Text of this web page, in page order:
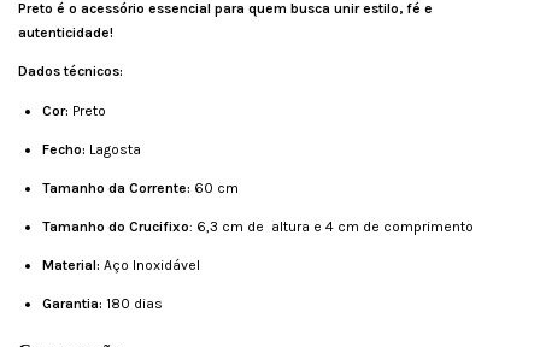
Preto é o acessório essencial para quem busca unir estilo, fé e
autenticidade!
Dados técnicos:
Cor: Preto
Fecho: Lagosta
Tamanho da Corrente: 60 cm
Tamanho do Crucifixo: 6,3 cm de altura e 4 cm de comprimento
Material: Aço Inoxidável
Garantia: 180 dias